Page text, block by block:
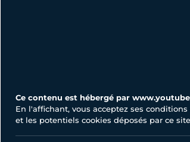
Ce contenu est hébergé par
En l'affichant, vous acceptez ses
et les potentiels cookies déposés par ce